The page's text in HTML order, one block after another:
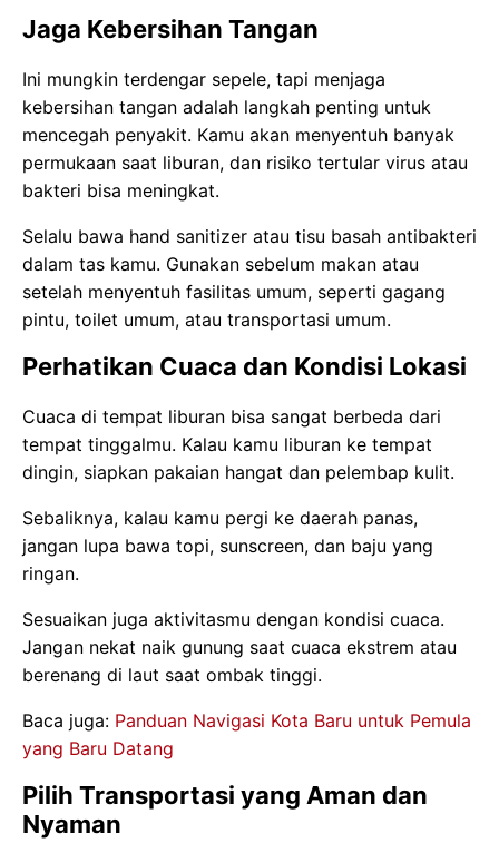
Jaga Kebersihan Tangan
Ini mungkin terdengar sepele, tapi menjaga
kebersihan tangan adalah langkah penting untuk
mencegah penyakit. Kamu akan menyentuh banyak
permukaan saat liburan, dan risiko tertular virus atau
bakteri bisa meningkat.
Selalu bawa hand sanitizer atau tisu basah antibakteri
dalam tas kamu. Gunakan sebelum makan atau
setelah menyentuh fasilitas umum, seperti gagang
pintu, toilet umum, atau transportasi umum.
Perhatikan Cuaca dan Kondisi Lokasi
Cuaca di tempat liburan bisa sangat berbeda dari
tempat tinggalmu. Kalau kamu liburan ke tempat
dingin, siapkan pakaian hangat dan pelembap kulit.
Sebaliknya, kalau kamu pergi ke daerah panas,
jangan lupa bawa topi, sunscreen, dan baju yang
ringan.
Sesuaikan juga aktivitasmu dengan kondisi cuaca.
Jangan nekat naik gunung saat cuaca ekstrem atau
berenang di laut saat ombak tinggi.
Baca juga: Panduan Navigasi Kota Baru untuk Pemula
yang Baru Datang
Pilih Transportasi yang Aman dan
Nyaman